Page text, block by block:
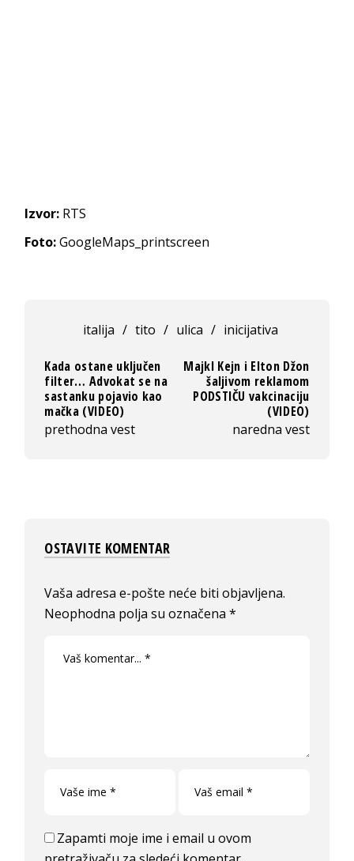
Izvor: RTS
Foto:GoogleMaps_printscreen
italija / tito / ulica / inicijativa
Kada ostane uključen
filter… Advokat se na
sastanku pojavio kao
mačka (VIDEO)
prethodna vest
Majkl Kejn i Elton Džon
šaljivom reklamom
PODSTIČU vakcinaciju
(VIDEO)
naredna vest
OSTAVITE KOMENTAR
Vaša adresa e-pošte neće biti objavljena.
Neophodna polja su označena*
Zapamti moje ime i email u ovom